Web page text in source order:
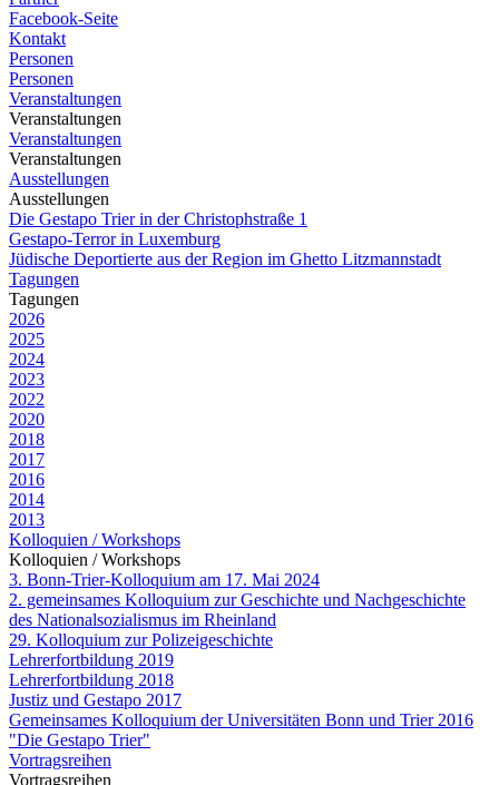
Facebook-Seite
Kontakt
Personen
Personen
Veranstaltungen
Veranstaltungen
Veranstaltungen
Veranstaltungen
Ausstellungen
Ausstellungen
Die Gestapo Trier in der Christophstraße 1
Gestapo-Terror in Luxemburg
Jüdische Deportierte aus der Region im Ghetto Litzmannstadt
Tagungen
Tagungen
2026
2025
2024
2023
2022
2020
2018
2017
2016
2014
2013
Kolloquien / Workshops
Kolloquien / Workshops
3. Bonn-Trier-Kolloquium am 17. Mai 2024
2. gemeinsames Kolloquium zur Geschichte und Nachgeschichte
des Nationalsozialismus im Rheinland
29. Kolloquium zur Polizeigeschichte
Lehrerfortbildung 2019
Lehrerfortbildung 2018
Justiz und Gestapo 2017
Gemeinsames Kolloquium der Universitäten Bonn und Trier 2016
"Die Gestapo Trier"
Vortragsreihen
Vortragsreihen